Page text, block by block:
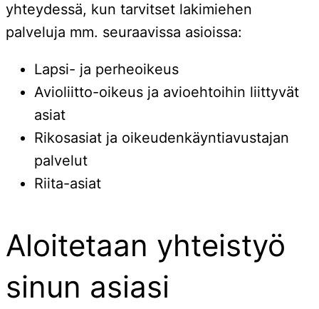
yhteydessä, kun tarvitset lakimiehen
palveluja mm. seuraavissa asioissa:
Lapsi- ja perheoikeus
Avioliitto-oikeus ja avioehtoihin liittyvät
asiat
Rikosasiat ja oikeudenkäyntiavustajan
palvelut
Riita-asiat
Aloitetaan yhteistyö
sinun asiasi